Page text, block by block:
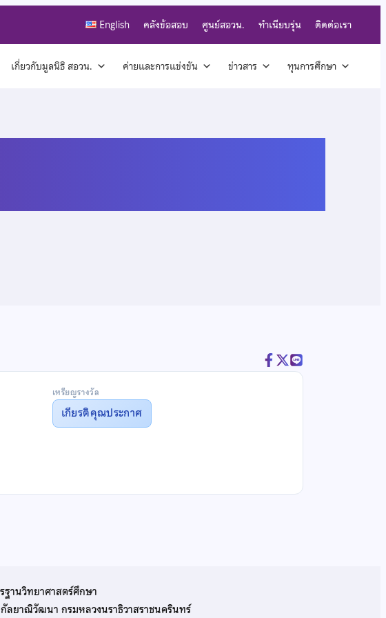
English คลังข้อสอบ ศูนย์สอวน. ทำเนียบรุ่น ติดต่อเรา
เกี่ยวกับมูลนิธิ สอวน. ค่ายและการแข่งขัน ข่าวสาร ทุนการศึกษา
เหรียญรางวัล
เกียรติคุณประกาศ
านวิทยาศาสตร์ศึกษา
ลยาณิวัฒนา กรมหลวงนราธิวาสราชนครินทร์